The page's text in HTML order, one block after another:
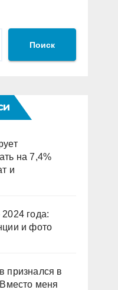
Поиск
на 7,4%
и
года:
и фото
признался в
меня